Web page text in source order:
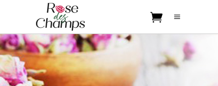
No products in the cart.